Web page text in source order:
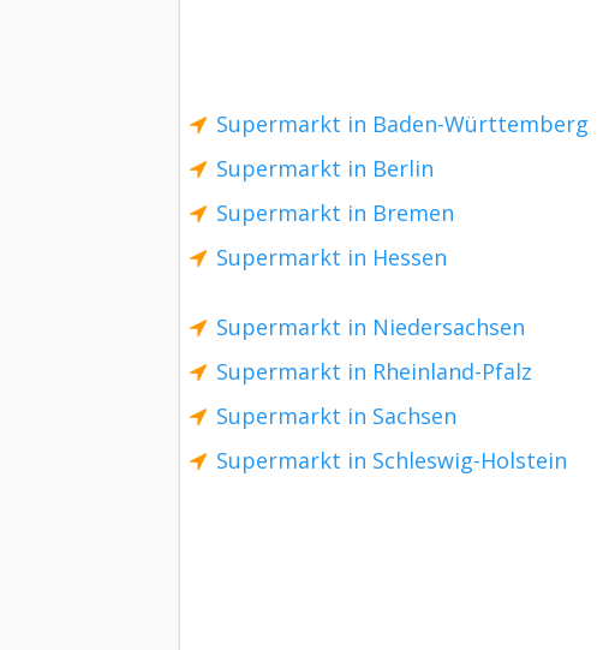
Supermarkt in Baden-Württemberg
Supermarkt in Berlin
Supermarkt in Bremen
Supermarkt in Hessen
Supermarkt in Niedersachsen
Supermarkt in Rheinland-Pfalz
Supermarkt in Sachsen
Supermarkt in Schleswig-Holstein